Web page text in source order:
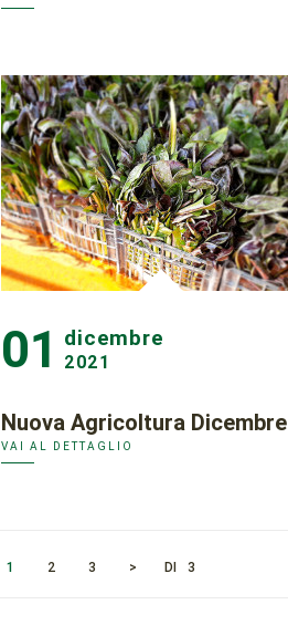
01 dicembre
2021
Nuova Agricoltura Dicembre
VAI AL DETTAGLIO
1 2 3 > DI 3